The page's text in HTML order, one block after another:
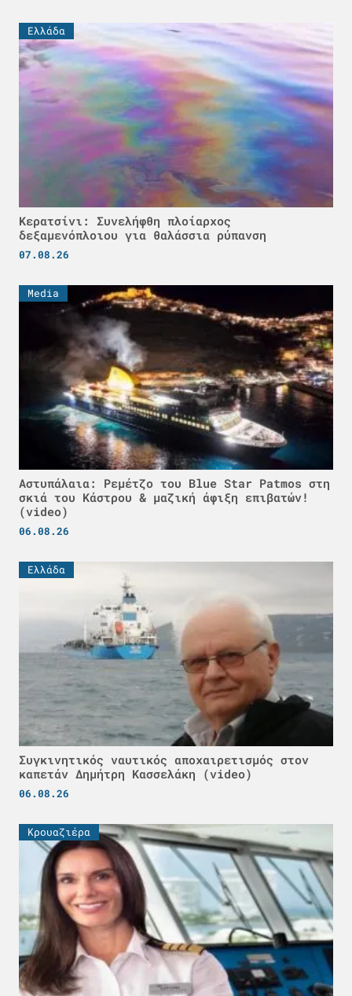
Ελλάδα
Κερατσίνι: Συνελήφθη πλοίαρχος
δεξαμενόπλοιου για θαλάσσια ρύπανση
07.08.26
Media
Αστυπάλαια: Ρεμέτζο του Blue Star Patmos στη
σκιά του Κάστρου & μαζική άφιξη επιβατών!
(video)
06.08.26
Ελλάδα
Συγκινητικός ναυτικός αποχαιρετισμός στον
καπετάν Δημήτρη Κασσελάκη (video)
06.08.26
Κρουαζιέρα